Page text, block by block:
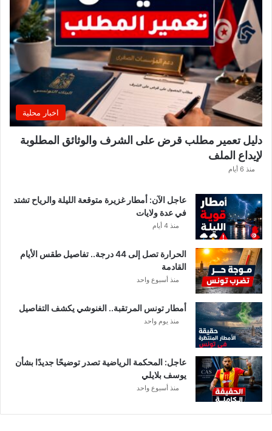
اخبار محلية
دليل تعمير مطلب قرض على الشرف والوثائق المطلوبة
لإيداع الملف
منذ 6 أيام
عاجل الآن: أمطار غزيرة متوقعة الليلة والرياح تشتد
في عدة ولايات
منذ 4 أيام
الحرارة تصل إلى 44 درجة.. تفاصيل طقس الأيام
القادمة
منذ أسبوع واحد
أمطار تونس المرتقبة.. الغنوشي يكشف التفاصيل
منذ يوم واحد
عاجل: المحكمة الرياضية تصدر توضيحًا جديدًا بشأن
يوسف بلايلي
منذ أسبوع واحد